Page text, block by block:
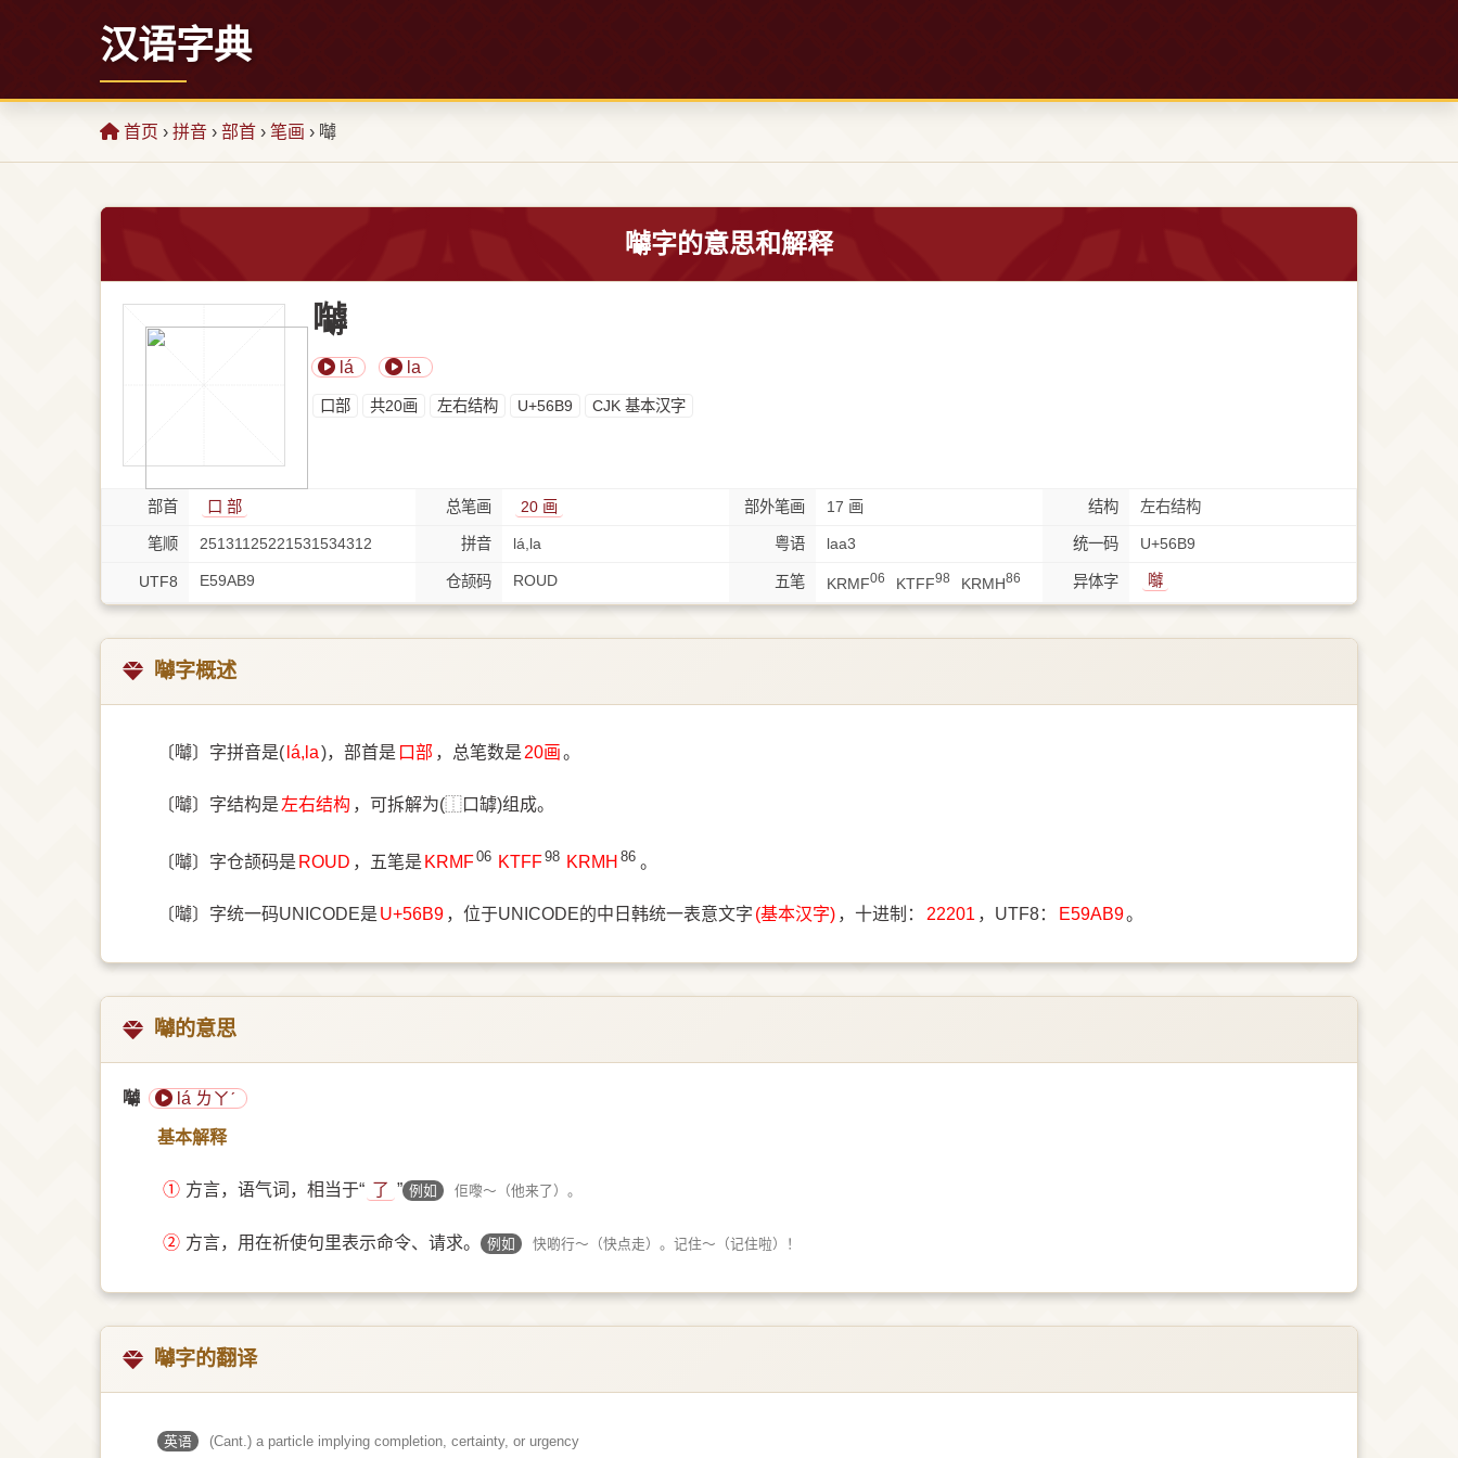
汉语字典
首页 › 拼音 › 部首 › 笔画 › 嚹
嚹字的意思和解释
嚹
lá la
⼝部 共20画 左右结构 U+56B9 CJK 基本汉字
部首 ⼝ 部 总笔画 20 画 部外笔画 17 画 结构 左右结构
笔顺 25131125221531534312 拼音 lá,la 粤语 laa3 统一码 U+56B9
UTF8 E59AB9 仓颉码 ROUD 五笔 KRMF06 KTFF98 KRMH86 异体字 𡅈
嚹字概述
〔嚹〕字拼音是( lá,la)，部首是 ⼝部 ，总笔数是 20画。
〔嚹〕字结构是 左右结构 ，可拆解为(⿰口罅)组成。
〔嚹〕字仓颉码是 ROUD ，五笔是 KRMF06 KTFF98 KRMH 86 。
〔嚹〕字统一码UNICODE是 U+56B9 ，位于UNICODE的中日韩统一表意文字 (基本汉字) ，十进制： 22201 ，UTF8： E59AB9。
嚹的意思
嚹 lá ㄌㄚˊ
基本解释
① 方言，语气词，相当于“ 了 ” 例如 佢嚟～（他来了）。
② 方言，用在祈使句里表示命令、请求。 例如 快啲行～（快点走）。记住～（记住啦）！
嚹字的翻译
英语 (Cant.) a particle implying completion, certainty, or urgency